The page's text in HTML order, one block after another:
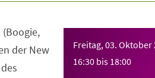
Freitag, 03. Oktober
16:30 bis 18:00
der New